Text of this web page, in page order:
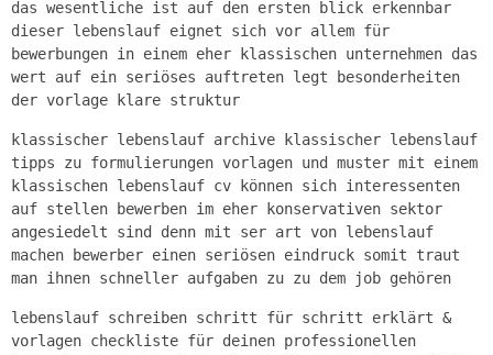
das wesentliche ist auf den ersten blick erkennbar
dieser lebenslauf eignet sich vor allem für
bewerbungen in einem eher klassischen unternehmen das
wert auf ein seriöses auftreten legt besonderheiten
der vorlage klare struktur
klassischer lebenslauf archive klassischer lebenslauf
tipps zu formulierungen vorlagen und muster mit einem
klassischen lebenslauf cv können sich interessenten
auf stellen bewerben im eher konservativen sektor
angesiedelt sind denn mit ser art von lebenslauf
machen bewerber einen seriösen eindruck somit traut
man ihnen schneller aufgaben zu zu dem job gehören
lebenslauf schreiben schritt für schritt erklärt &
vorlagen checkliste für deinen professionellen